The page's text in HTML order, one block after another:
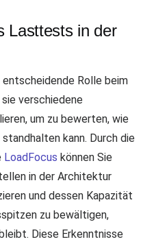
Lasttests in der
Rolle beim
verschiedene
um zu bewerten, wie
kann. Durch die
LoadFocus können Sie
in der Architektur
und dessen Kapazität
zu bewältigen,
Diese Erkenntnisse